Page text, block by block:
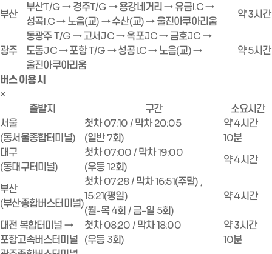
부산
부산T/G → 경주T/G → 용강네거리 → 유금I.C →
성곡I.C → 노음(교) → 수산(교) → 울진아쿠아리움
약 3시간
광주
동광주 T/G → 고서JC → 옥포JC → 금호JC →
도동JC → 포항 T/G → 성공I.C → 노음(교) →
울진아쿠아리움
약 5시간
버스 이용 시
×
출발지
구간
소요시간
서울
(동서울종합터미널)
첫차 07:10 / 막차 20:05
(일반 7회)
약 4시간
10분
대구
(동대구터미널)
첫차 07:00 / 막차 19:00
(우등 12회)
약 4시간
부산
(부산종합버스터미널)
첫차 07:28 / 막차 16:51(주말) ,
15:21(평일)
(월-목 4회 / 금-일 5회)
약 4시간
대전 복합터미널 →
포항고속버스터미널
첫차 08:20 / 막차 18:00
(우등 3회)
약 3시간
10분